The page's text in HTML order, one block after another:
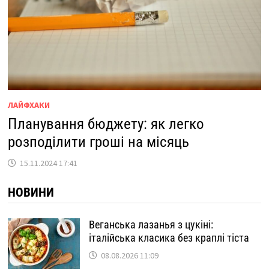
ЛАЙФХАКИ
Планування бюджету: як легко
розподілити гроші на місяць
15.11.2024 17:41
НОВИНИ
Веганська лазанья з цукіні:
італійська класика без краплі тіста
08.08.2026 11:09